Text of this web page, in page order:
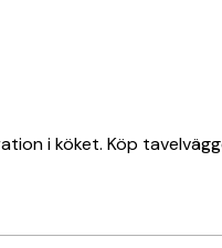
i köket. Köp